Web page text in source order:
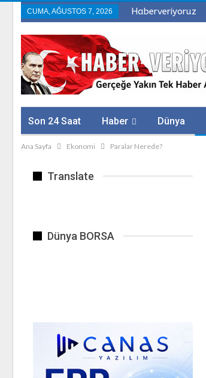
CUMA, AĞUSTOS 7, 2026 Haberveriyoruz
Son 24 Saat Haber Dünya
Sağlık Firmalar
Ana Sayfa Ekonomi Paralar Nerede?
Translate
Dünya BORSA